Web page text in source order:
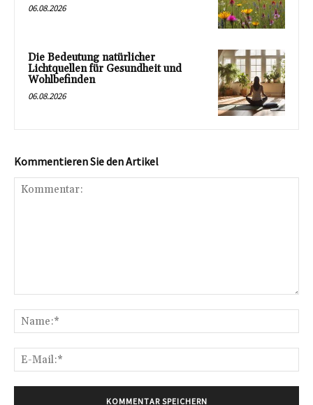
06.08.2026
Die Bedeutung natürlicher
Lichtquellen für Gesundheit und
Wohlbefinden
06.08.2026
Kommentieren Sie den Artikel